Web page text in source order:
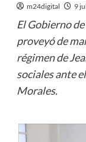
m24digital 9
El Gobierno
proveyó de
régimen de
sociales ante
Morales.